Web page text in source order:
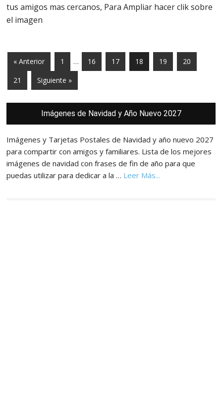
tus amigos mas cercanos, Para Ampliar hacer clik sobre
el imagen
« Anterior Página
1
Páginas
… Página
16 Página
17 Página
18 Página
19 Página
20
Página
21 Siguiente »
principal
Imágenes de Navidad y Año Nuevo 2027
Imágenes y Tarjetas Postales de Navidad y año nuevo 2027
para compartir con amigos y familiares. Lista de los mejores
imágenes de navidad con frases de fin de año para que
puedas utilizar para dedicar a la … Leer Más...